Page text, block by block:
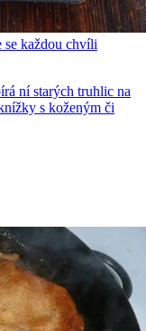
se každou chvíli
ní starých truhlic na
s koženým či